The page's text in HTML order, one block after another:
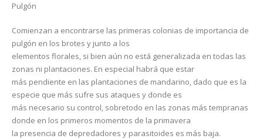
Pulgón
Comienzan a encontrarse las primeras colonias de importancia de
pulgón en los brotes y junto a los
elementos florales, si bien aún no está generalizada en todas las
zonas ni plantaciones. En especial habrá que estar
más pendiente en las plantaciones de mandarino, dado que es la
especie que más sufre sus ataques y donde es
más necesario su control, sobretodo en las zonas más tempranas
donde en los primeros momentos de la primavera
la presencia de depredadores y parasitoides es más baja.